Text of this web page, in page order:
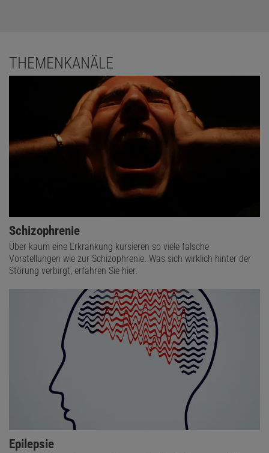
THEMENKANÄLE
Schizophrenie
Über kaum eine Erkrankung kursieren so viele falsche
Vorstellungen wie zur Schizophrenie. Was sich wirklich hinter der
Störung verbirgt, erfahren Sie hier.
Epilepsie